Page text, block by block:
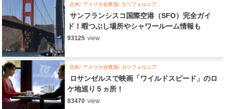
北米 アメリカ合衆国 カリフォルニア
サンフランシスコ国際空港（SFO）完全ガイ
ド！暇つぶし場所やシャワールーム情報も
93125 view
北米 アメリカ合衆国 カリフォルニア
ロサンゼルスで映画「ワイルドスピード」のロ
ケ地巡り５ヵ所！
83470 view